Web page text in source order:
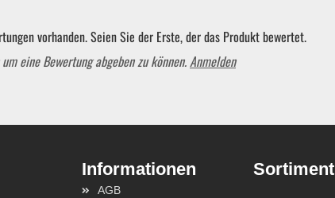
vorhanden. Seien Sie der Erste, der das Produkt bewertet.
eine Bewertung abgeben zu können.Anmelden
AGB
Sortiment